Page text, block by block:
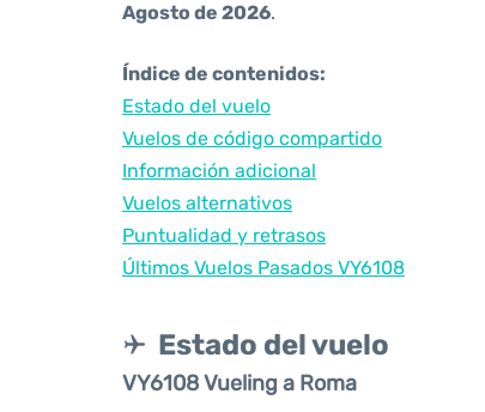
Agosto de 2026.
Índice de contenidos:
Estado del vuelo
Vuelos de código compartido
Información adicional
Vuelos alternativos
Puntualidad y retrasos
Últimos Vuelos Pasados VY6108
Estado del vuelo
VY6108 Vueling a Roma